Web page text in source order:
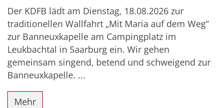
Der KDFB lädt am Dienstag, 18.08.2026 zur
traditionellen Wallfahrt „Mit Maria auf dem Weg“
zur Banneuxkapelle am Campingplatz im
Leukbachtal in Saarburg ein. Wir gehen
gemeinsam singend, betend und schweigend zur
Banneuxkapelle. ...
Mehr